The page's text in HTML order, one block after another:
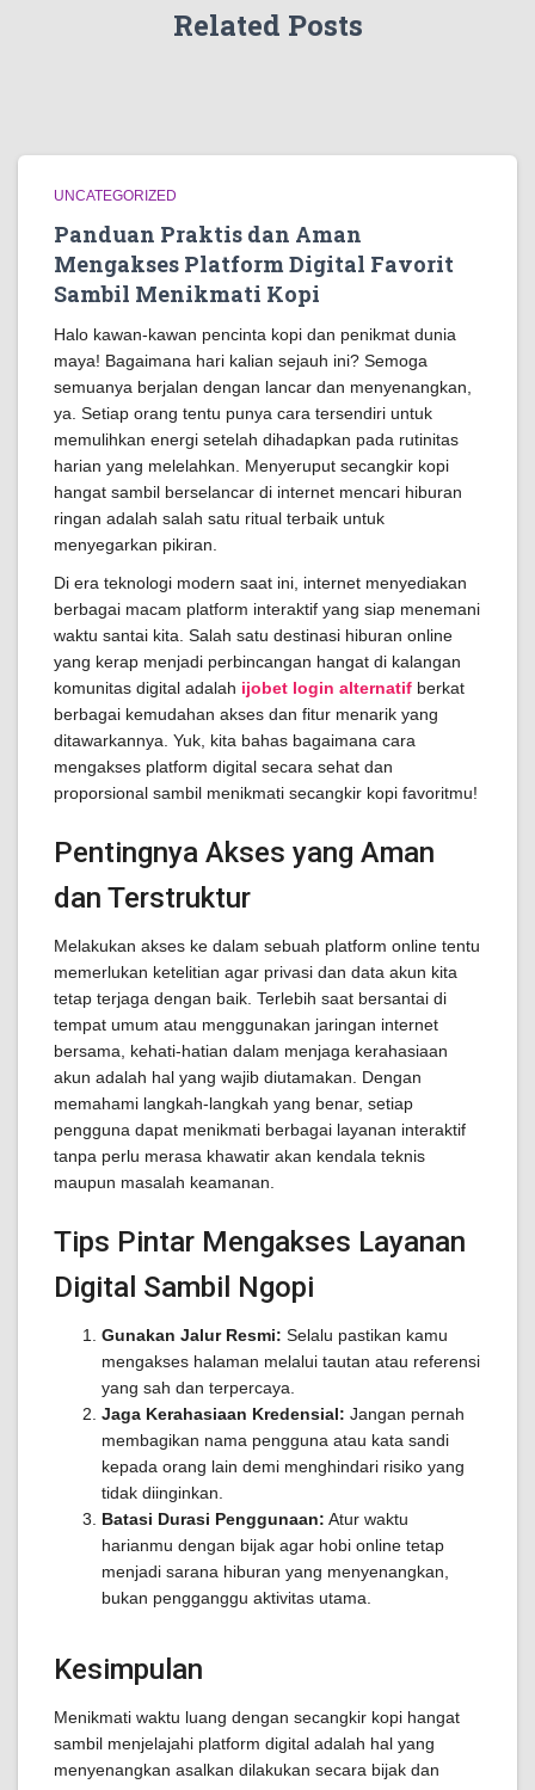
Related Posts
UNCATEGORIZED
Panduan Praktis dan Aman
Mengakses Platform Digital Favorit
Sambil Menikmati Kopi
Halo kawan-kawan pencinta kopi dan penikmat dunia
maya! Bagaimana hari kalian sejauh ini? Semoga
semuanya berjalan dengan lancar dan menyenangkan,
ya. Setiap orang tentu punya cara tersendiri untuk
memulihkan energi setelah dihadapkan pada rutinitas
harian yang melelahkan. Menyeruput secangkir kopi
hangat sambil berselancar di internet mencari hiburan
ringan adalah salah satu ritual terbaik untuk
menyegarkan pikiran.
Di era teknologi modern saat ini, internet menyediakan
berbagai macam platform interaktif yang siap menemani
waktu santai kita. Salah satu destinasi hiburan online
yang kerap menjadi perbincangan hangat di kalangan
komunitas digital adalah ijobet login alternatif berkat
berbagai kemudahan akses dan fitur menarik yang
ditawarkannya. Yuk, kita bahas bagaimana cara
mengakses platform digital secara sehat dan
proporsional sambil menikmati secangkir kopi favoritmu!
Pentingnya Akses yang Aman
dan Terstruktur
Melakukan akses ke dalam sebuah platform online tentu
memerlukan ketelitian agar privasi dan data akun kita
tetap terjaga dengan baik. Terlebih saat bersantai di
tempat umum atau menggunakan jaringan internet
bersama, kehati-hatian dalam menjaga kerahasiaan
akun adalah hal yang wajib diutamakan. Dengan
memahami langkah-langkah yang benar, setiap
pengguna dapat menikmati berbagai layanan interaktif
tanpa perlu merasa khawatir akan kendala teknis
maupun masalah keamanan.
Tips Pintar Mengakses Layanan
Digital Sambil Ngopi
Gunakan Jalur Resmi: Selalu pastikan kamu
mengakses halaman melalui tautan atau referensi
yang sah dan terpercaya.
Jaga Kerahasiaan Kredensial: Jangan pernah
membagikan nama pengguna atau kata sandi
kepada orang lain demi menghindari risiko yang
tidak diinginkan.
Batasi Durasi Penggunaan: Atur waktu
harianmu dengan bijak agar hobi online tetap
menjadi sarana hiburan yang menyenangkan,
bukan pengganggu aktivitas utama.
Kesimpulan
Menikmati waktu luang dengan secangkir kopi hangat
sambil menjelajahi platform digital adalah hal yang
menyenangkan asalkan dilakukan secara bijak dan